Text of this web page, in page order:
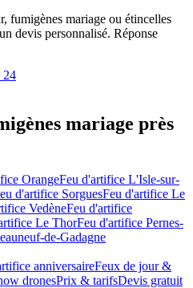
fumigènes mariage ou étincelles
devis personnalisé. Réponse
24
mariage près
OrangeFeu d'artifice L'Isle-sur-
d'artifice SorguesFeu d'artifice Le
VedèneFeu d'artifice
Le ThorFeu d'artifice Pernes-
de-Gadagne
anniversaireFeux de jour &
dronesPrix & tarifsDevis gratuit